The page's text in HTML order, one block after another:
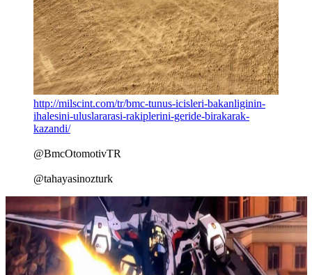
http://milscint.com/tr/bmc-tunus-icisleri-bakanliginin-
ihalesini-uluslararasi-rakiplerini-geride-birakarak-
kazandi/
@BmcOtomotivTR
@tahayasinozturk